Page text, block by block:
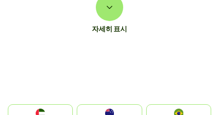
자세히 표시